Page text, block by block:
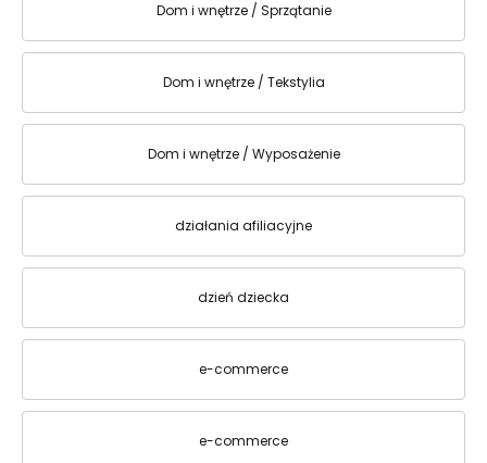
Dom i wnętrze / Sprzątanie
Dom i wnętrze / Tekstylia
Dom i wnętrze / Wyposażenie
działania afiliacyjne
dzień dziecka
e-commerce
e-commerce